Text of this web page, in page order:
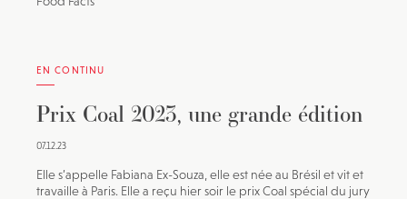
EN CONTINU
Prix Coal 2023, une grande édition
07.12.23
Elle s’appelle Fabiana Ex-Souza, elle est née au Brésil et vit et
travaille à Paris. Elle a reçu hier soir le prix Coal spécial du jury